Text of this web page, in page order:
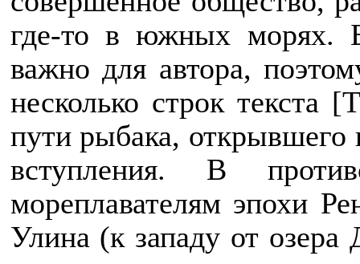
где-то в южных морях.
важно для автора,
несколько строк текста
пути рыбака, открывшего
вступления. В
мореплавателям эпохи
Улина (к западу от